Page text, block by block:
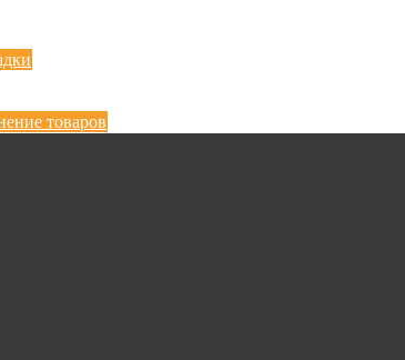
товаров